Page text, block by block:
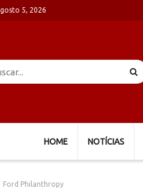
5, 2026
HOME NOTÍCIAS
Ford Philanthropy